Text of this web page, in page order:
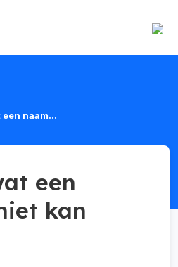
een naam...
een
kan